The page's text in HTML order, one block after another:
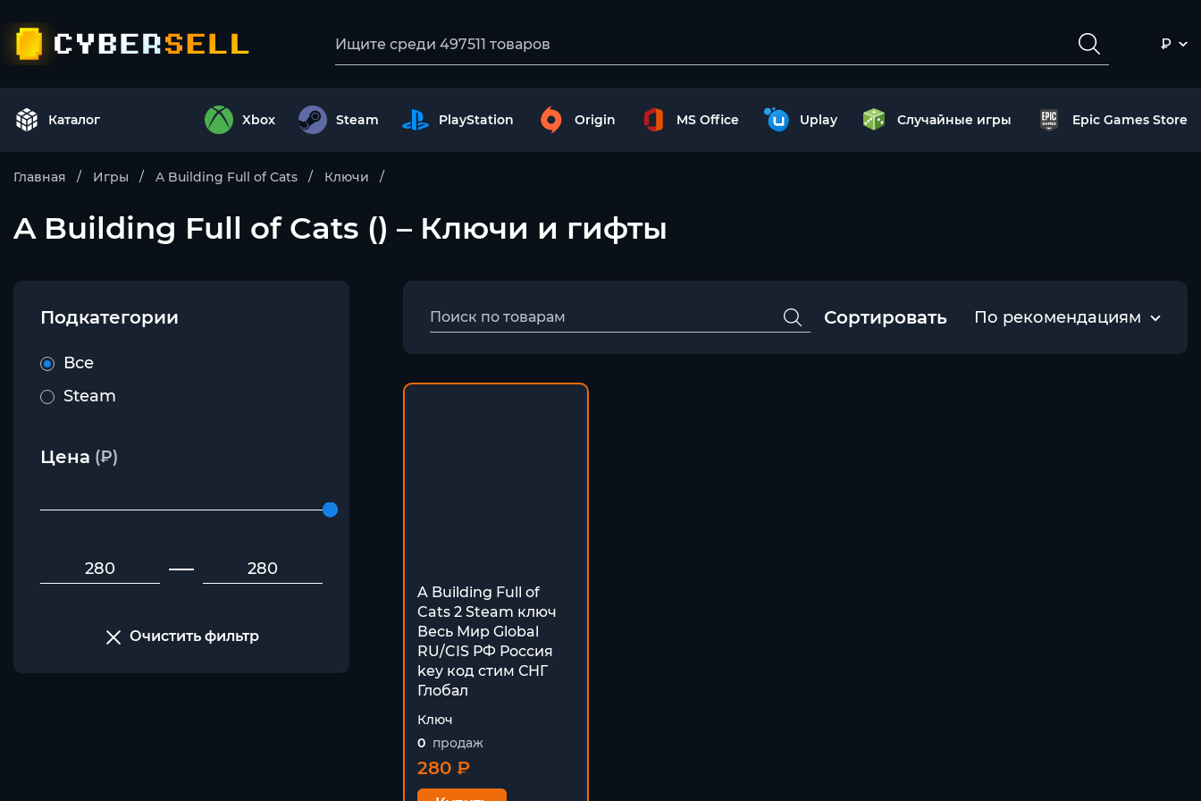
₽
Каталог Xbox Steam PlayStation Origin MS Office Uplay Случайные игры Epic Games Store
Главная Игры A Building Full of Cats Ключи
A Building Full of Cats () – Ключи и гифты
Подкатегории
Все
Steam
Цена (₽)
Очистить фильтр
Сортировать По рекомендациям
A Building Full of
Cats 2 Steam ключ
Весь Мир Global
RU/CIS РФ Россия
key код cтим СНГ
Глобал
Ключ
0 продаж
280 ₽